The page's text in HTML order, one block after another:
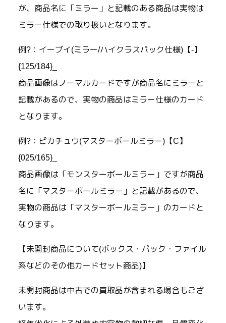
が、商品名に「ミラー」と記載のある商品は実物は
ミラー仕様での取り扱いとなります。
例?：イーブイ(ミラー/ハイクラスパック仕様)【-】
{125/184}_
商品画像はノーマルカードですが商品名にミラーと
記載があるので、実物の商品はミラー仕様のカード
となります。
例?：ピカチュウ(マスターボールミラー)【C】
{025/165}_
商品画像は「モンスターボールミラー」ですが商品
名に「マスターボールミラー」と記載があるので、
実物の商品は「マスターボールミラー」のカードと
なります。
【未開封商品について(ボックス・パック・ファイル
系などのその他カードセット商品)】
未開封商品は中古での買取品が含まれる場合もござ
います。